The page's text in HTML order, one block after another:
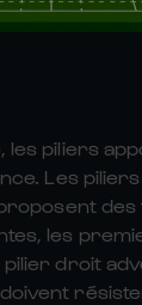
les piliers
Les
des
les
droit